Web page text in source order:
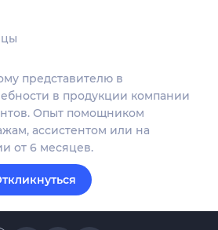
представителю в
в продукции компании
Опыт помощником
ассистентом или на
от 6 месяцев.